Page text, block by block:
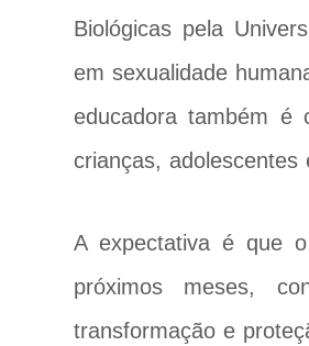
Biológicas pela
em sexualidade
educadora também é
crianças,
A expectativa é que
próximos meses,
transformação e